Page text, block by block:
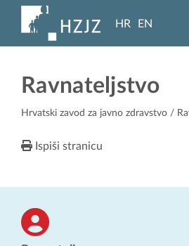
HR EN
Ravnateljstvo
Hrvatski zavod za javno zdravstvo /
Ispiši stranicu